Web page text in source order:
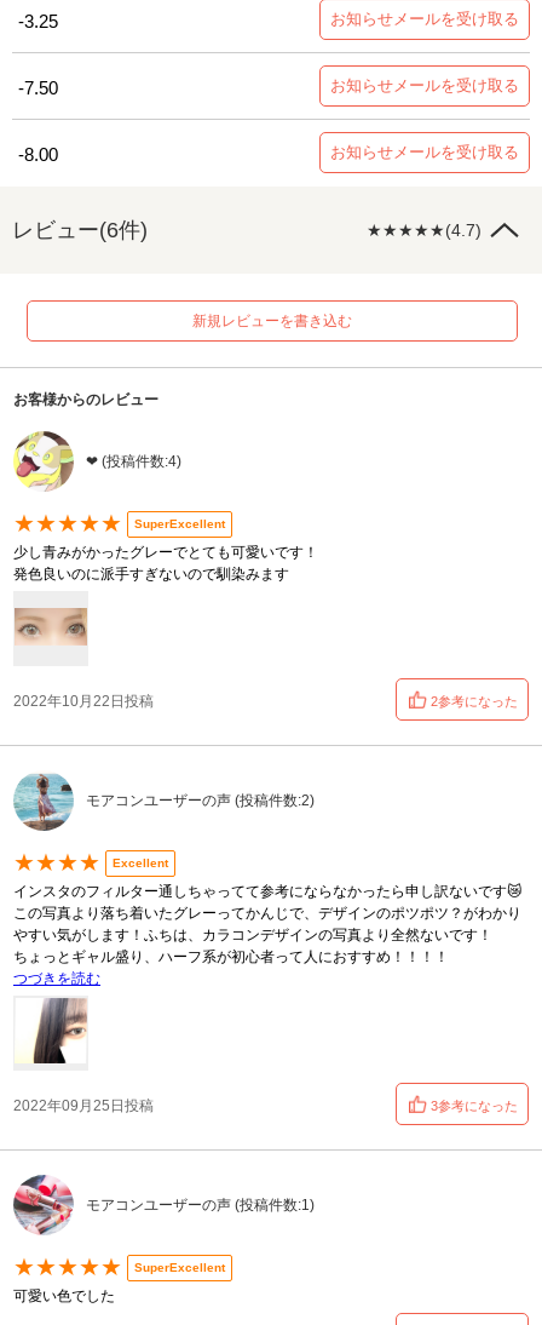
-3.25 お知らせメールを受け取る
-7.50 お知らせメールを受け取る
-8.00 お知らせメールを受け取る
レビュー(6件) ★★★★★(4.7)
新規レビューを書き込む
お客様からのレビュー
❤︎ (投稿件数:4)
★★★★★ SuperExcellent
少し青みがかったグレーでとても可愛いです！
発色良いのに派手すぎないので馴染みます
2022年10月22日投稿 2参考になった
モアコンユーザーの声 (投稿件数:2)
★★★★ Excellent
インスタのフィルター通しちゃってて参考にならなかったら申し訳ないです😿
この写真より落ち着いたグレーってかんじで、デザインのポツポツ？がわかり
やすい気がします！ふちは、カラコンデザインの写真より全然ないです！
ちょっとギャル盛り、ハーフ系が初心者って人におすすめ！！！！
つづきを読む
2022年09月25日投稿 3参考になった
モアコンユーザーの声 (投稿件数:1)
★★★★★ SuperExcellent
可愛い色でした